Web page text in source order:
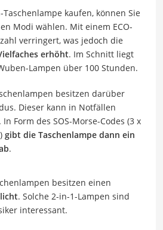
kaufen, können Sie
Modi wählen. Mit einem ECO-
verringert, was jedoch die
erhöht. Im Schnitt liegt
Lampen über 100 Stunden.
besitzen darüber
Dieser kann in Notfällen
Form des SOS-Morse-Codes (3 x
gibt die Taschenlampe dann ein
.
besitzen einen
. Solche 2-in-1-Lampen sind
interessant.